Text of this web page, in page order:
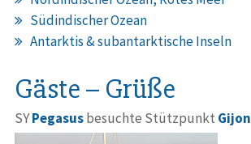
Südindischer Ozean
Antarktis & subantarktische Inseln
Gäste – Grüße
SYPegasusbesuchte Stützpunkt Gijon